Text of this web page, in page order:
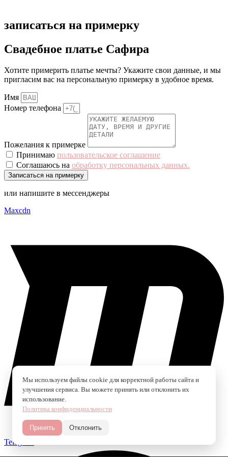
записаться на примерку
Свадебное платье Сафира
Хотите примерить платье мечты? Укажите свои данные, и мы
пригласим вас на персональную примерку в удобное время.
Имя
Номер телефона
Пожелания к примерке
Принимаю пользовательское соглашение
Соглашаюсь на обработку персональных данных.
Записаться на примерку
или напишите в мессенджеры
Maxcdn
Telegram
Мы используем файлы cookie для корректной работы сайта и
улучшения сервиса. Вы можете принять или отклонить их
использование.
Политика конфиденциальности
Принять Отклонить